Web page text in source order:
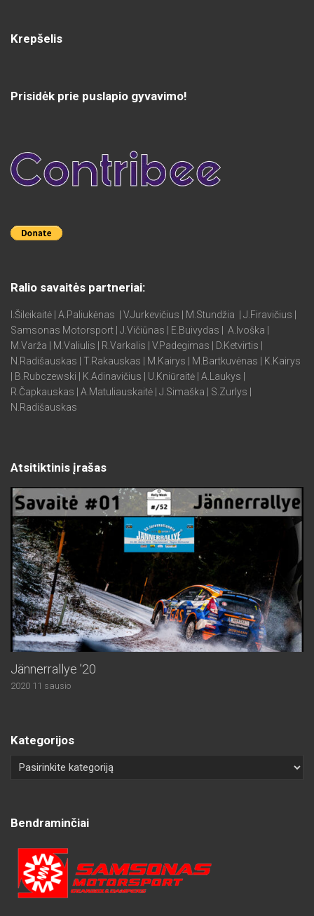
Krepšelis
Prisidėk prie puslapio gyvavimo!
Ralio savaitės partneriai:
I.Šileikaitė | A.Paliukėnas | V.Jurkevičius | M.Stundžia | J.Firavičius |
Samsonas Motorsport | J.Vičiūnas | E.Buivydas | A.Ivoška |
M.Varža | M.Valiulis | R.Varkalis | V.Padegimas | D.Ketvirtis |
N.Radišauskas | T.Rakauskas | M.Kairys | M.Bartkuvėnas | K.Kairys
| B.Rubczewski | K.Adinavičius | U.Kniūraitė | A.Laukys |
R.Čapkauskas | A.Matuliauskaitė | J.Simaška | S.Zurlys |
N.Radišauskas
Atsitiktinis įrašas
Jännerrallye ’20
2020 11 sausio
Kategorijos
Bendraminčiai